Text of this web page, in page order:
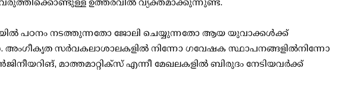
വരുത്തിക്കൊണ്ടുള്ള ഉത്തരവില്‍ വ്യക്തമാക്കുന്നുണ്ട്.
പഠനം നടത്തുന്നതോ ജോലി ചെയ്യുന്നതോ ആയ യുവാക്കള്‍ക്ക്
അംഗീകൃത സര്‍വകലാശാലകളില്‍ നിന്നോ ഗവേഷക സ്ഥാപനങ്ങളില്‍നിന്നോ
മാത്തമാറ്റിക്സ് എന്നീ മേഖലകളില്‍ ബിരുദം നേടിയവര്‍ക്ക്